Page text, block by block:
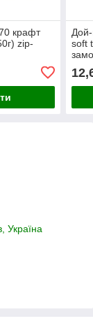
крафт
zip-
soft
Україна